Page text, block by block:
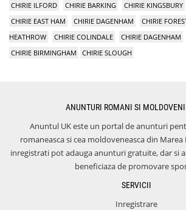
CHIRIE ILFORD
CHIRIE BARKING CHIRIE KINGSBURY
CHIRIE EAST HAM
CHIRIE DAGENHAM CHIRIE
HEATHROW
CHIRIE COLINDALE CHIRIE DAGENHAM
CHIRIE BIRMINGHAM
CHIRIE SLOUGH
ANUNTURI ROMANI SI
Anuntul UK este un portal de anunturi
romaneasca si cea moldoveneasca din
inregistrati pot adauga anunturi gratuite, dar si
beneficiaza de promovare
SERVICII
Inregistrare